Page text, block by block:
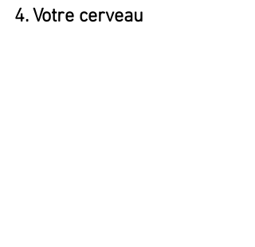
4. Votre cerveau